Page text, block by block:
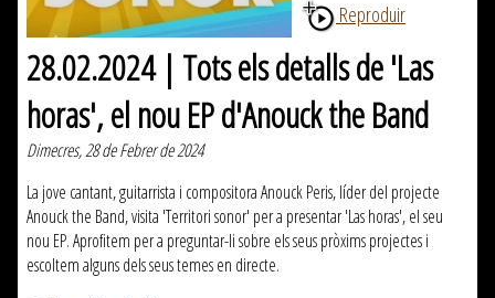
Reproduir
28.02.2024 | Tots els detalls de 'Las
horas', el nou EP d'Anouck the Band
Dimecres, 28 de Febrer de 2024
La jove cantant, guitarrista i compositora Anouck Peris, líder del projecte
Anouck the Band, visita 'Territori sonor' per a presentar 'Las horas', el seu
nou EP. Aprofitem per a preguntar-li sobre els seus pròxims projectes i
escoltem alguns dels seus temes en directe.